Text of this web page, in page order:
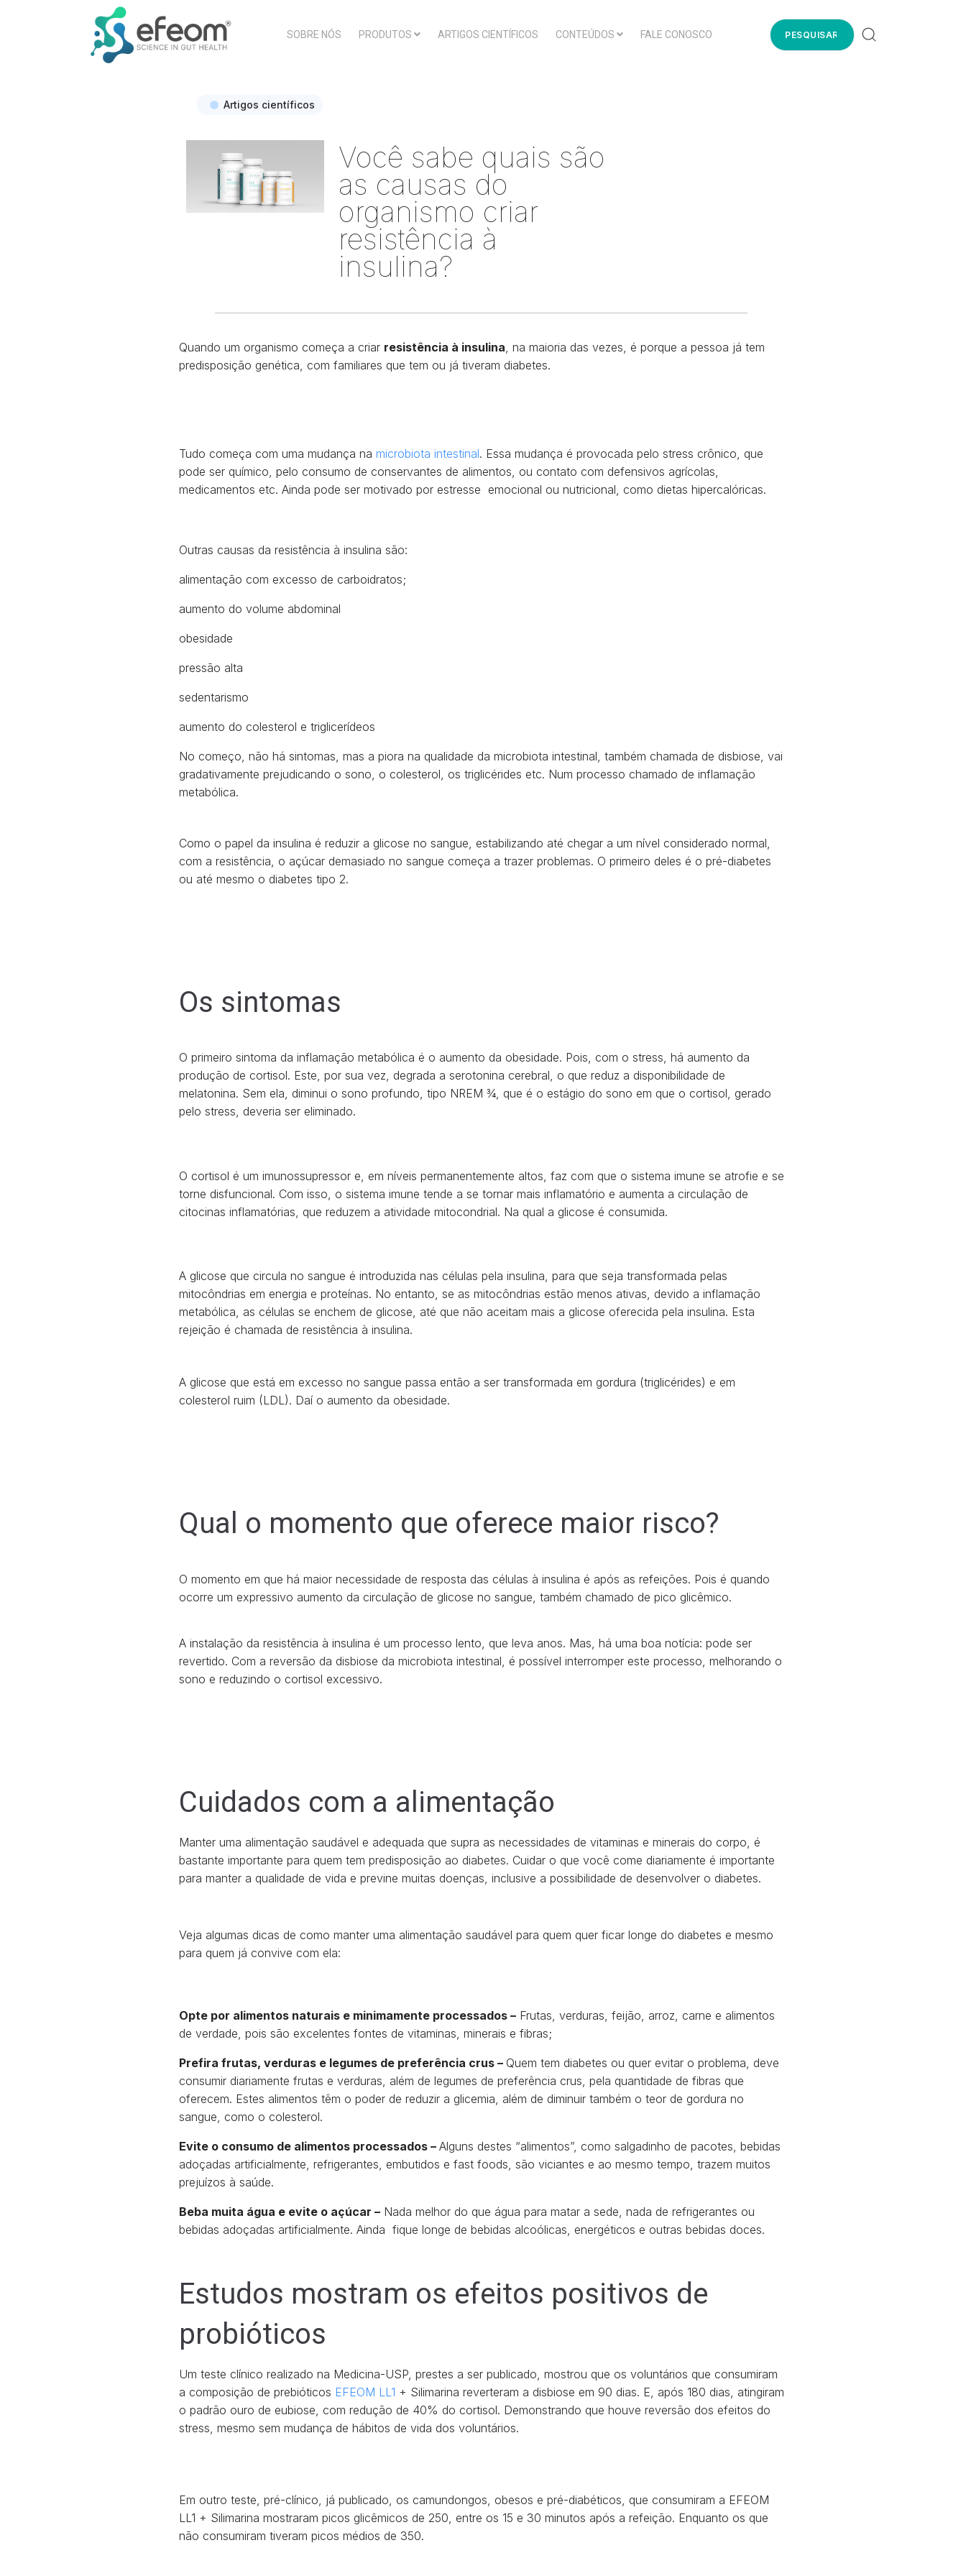
SOBRE NÓS PRODUTOS ARTIGOS CIENTÍFICOS CONTEÚDOS FALE CONOSCO
Artigos científicos
Você sabe quais são
as causas do
organismo criar
resistência à
insulina?
Quando um organismo começa a criar resistência à insulina, na maioria das vezes, é porque a pessoa já tem
predisposição genética, com familiares que tem ou já tiveram diabetes.
Tudo começa com uma mudança na microbiota intestinal. Essa mudança é provocada pelo stress crônico, que
pode ser químico, pelo consumo de conservantes de alimentos, ou contato com defensivos agrícolas,
medicamentos etc. Ainda pode ser motivado por estresse emocional ou nutricional, como dietas hipercalóricas.
Outras causas da resistência à insulina são:
alimentação com excesso de carboidratos;
aumento do volume abdominal
obesidade
pressão alta
sedentarismo
aumento do colesterol e triglicerídeos
No começo, não há sintomas, mas a piora na qualidade da microbiota intestinal, também chamada de disbiose, vai
gradativamente prejudicando o sono, o colesterol, os triglicérides etc. Num processo chamado de inflamação
metabólica.
Como o papel da insulina é reduzir a glicose no sangue, estabilizando até chegar a um nível considerado normal,
com a resistência, o açúcar demasiado no sangue começa a trazer problemas. O primeiro deles é o pré-diabetes
ou até mesmo o diabetes tipo 2.
Os sintomas
O primeiro sintoma da inflamação metabólica é o aumento da obesidade. Pois, com o stress, há aumento da
produção de cortisol. Este, por sua vez, degrada a serotonina cerebral, o que reduz a disponibilidade de
melatonina. Sem ela, diminui o sono profundo, tipo NREM ¾, que é o estágio do sono em que o cortisol, gerado
pelo stress, deveria ser eliminado.
O cortisol é um imunossupressor e, em níveis permanentemente altos, faz com que o sistema imune se atrofie e se
torne disfuncional. Com isso, o sistema imune tende a se tornar mais inflamatório e aumenta a circulação de
citocinas inflamatórias, que reduzem a atividade mitocondrial. Na qual a glicose é consumida.
A glicose que circula no sangue é introduzida nas células pela insulina, para que seja transformada pelas
mitocôndrias em energia e proteínas. No entanto, se as mitocôndrias estão menos ativas, devido a inflamação
metabólica, as células se enchem de glicose, até que não aceitam mais a glicose oferecida pela insulina. Esta
rejeição é chamada de resistência à insulina.
A glicose que está em excesso no sangue passa então a ser transformada em gordura (triglicérides) e em
colesterol ruim (LDL). Daí o aumento da obesidade.
Qual o momento que oferece maior risco?
O momento em que há maior necessidade de resposta das células à insulina é após as refeições. Pois é quando
ocorre um expressivo aumento da circulação de glicose no sangue, também chamado de pico glicêmico.
A instalação da resistência à insulina é um processo lento, que leva anos. Mas, há uma boa notícia: pode ser
revertido. Com a reversão da disbiose da microbiota intestinal, é possível interromper este processo, melhorando o
sono e reduzindo o cortisol excessivo.
Cuidados com a alimentação
Manter uma alimentação saudável e adequada que supra as necessidades de vitaminas e minerais do corpo, é
bastante importante para quem tem predisposição ao diabetes. Cuidar o que você come diariamente é importante
para manter a qualidade de vida e previne muitas doenças, inclusive a possibilidade de desenvolver o diabetes.
Veja algumas dicas de como manter uma alimentação saudável para quem quer ficar longe do diabetes e mesmo
para quem já convive com ela:
Opte por alimentos naturais e minimamente processados – Frutas, verduras, feijão, arroz, carne e alimentos
de verdade, pois são excelentes fontes de vitaminas, minerais e fibras;
Prefira frutas, verduras e legumes de preferência crus – Quem tem diabetes ou quer evitar o problema, deve
consumir diariamente frutas e verduras, além de legumes de preferência crus, pela quantidade de fibras que
oferecem. Estes alimentos têm o poder de reduzir a glicemia, além de diminuir também o teor de gordura no
sangue, como o colesterol.
Evite o consumo de alimentos processados – Alguns destes “alimentos”, como salgadinho de pacotes, bebidas
adoçadas artificialmente, refrigerantes, embutidos e fast foods, são viciantes e ao mesmo tempo, trazem muitos
prejuízos à saúde.
Beba muita água e evite o açúcar – Nada melhor do que água para matar a sede, nada de refrigerantes ou
bebidas adoçadas artificialmente. Ainda fique longe de bebidas alcoólicas, energéticos e outras bebidas doces.
Estudos mostram os efeitos positivos de
probióticos
Um teste clínico realizado na Medicina-USP, prestes a ser publicado, mostrou que os voluntários que consumiram
a composição de prebióticos EFEOM LL1 + Silimarina reverteram a disbiose em 90 dias. E, após 180 dias, atingiram
o padrão ouro de eubiose, com redução de 40% do cortisol. Demonstrando que houve reversão dos efeitos do
stress, mesmo sem mudança de hábitos de vida dos voluntários.
Em outro teste, pré-clínico, já publicado, os camundongos, obesos e pré-diabéticos, que consumiram a EFEOM
LL1 + Silimarina mostraram picos glicêmicos de 250, entre os 15 e 30 minutos após a refeição. Enquanto os que
não consumiram tiveram picos médios de 350.